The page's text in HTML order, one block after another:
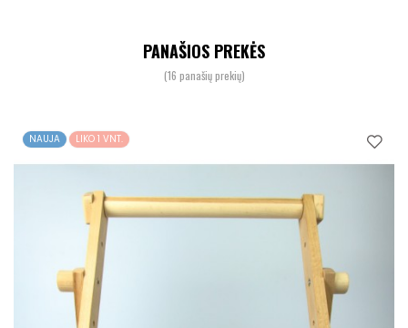
PANAŠIOS PREKĖS
(16 panašių prekių)
NAUJA LIKO 1 VNT.